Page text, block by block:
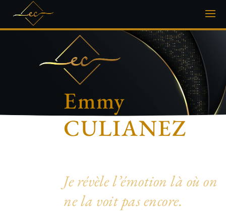
Emmy
CULIANEZ
Je révèle l’émotion là où on
ne la voit pas encore.